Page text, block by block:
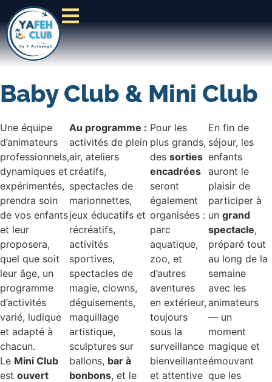
Baby Club & Mini Club
Une équipe
d’animateurs
professionnels,
dynamiques et
expérimentés,
prendra soin
de vos enfants
et leur
proposera,
quel que soit
leur âge, un
programme
d’activités
varié, ludique
et adapté à
chacun.
Le Mini Club
est ouvert
Au programme :
activités de plein
air, ateliers
créatifs,
spectacles de
marionnettes,
jeux éducatifs et
récréatifs,
activités
sportives,
spectacles de
magie, clowns,
déguisements,
maquillage
artistique,
sculptures sur
ballons, bar à
bonbons, et le
Pour les
plus grands,
dessorties
encadrées
seront
également
organisées :
parc
aquatique,
zoo, et
d’autres
aventures
en extérieur,
toujours
sous la
surveillance
bienveillante
et attentive
En fin de
séjour, les
enfants
auront le
plaisir de
participer à
un grand
spectacle,
préparé tout
au long de la
semaine
avec les
animateurs
— un
moment
magique et
émouvant
que les